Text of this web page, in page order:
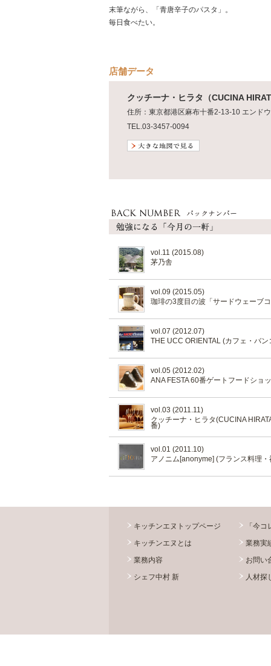
末筆ながら、「青唐辛子のパスタ」。
毎日食べたい。
店舗データ
クッチーナ・ヒラタ（CUCINA
住所：東京都港区麻布十番2-13-10 エンド
TEL.03-3457-0094
vol.11 (2015.08)
茅乃舎
vol.09 (2015.05)
珈琲の3度目の波「サードウェーブ
vol.07 (2012.07)
THE UCC ORIENTAL (カフェ・バン
vol.05 (2012.02)
ANA FESTA 60番ゲートフードショ
vol.03 (2011.11)
クッチーナ・ヒラタ(CUCINA
番)
vol.01 (2011.10)
アノニム[anonyme] (フランス料理・
キッチンエヌトップページ
キッチンエヌとは
業務内容
シェフ中村 新
「今
業務実
お問い
人材探